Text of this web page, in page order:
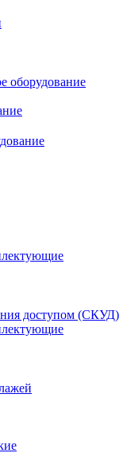
оборудование
доступом (СКУД)